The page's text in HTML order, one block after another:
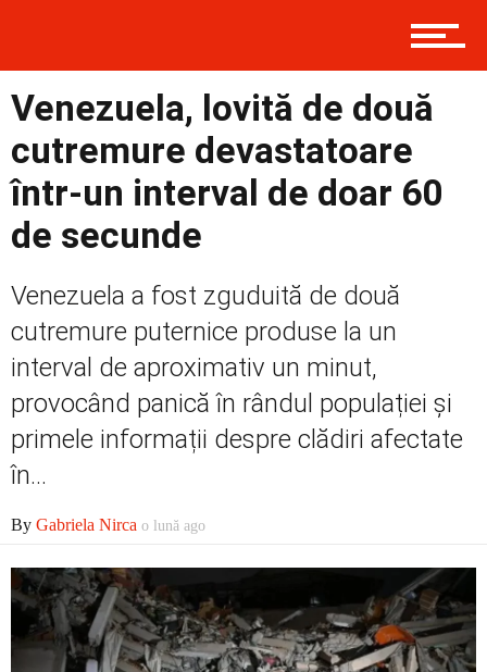
Prima
Social
Contact
Venezuela, lovită de două
cutremure devastatoare
într-un interval de doar 60
de secunde
Venezuela a fost zguduită de două
cutremure puternice produse la un
interval de aproximativ un minut,
provocând panică în rândul populației și
primele informații despre clădiri afectate
în...
By Gabriela Nirca o lună ago